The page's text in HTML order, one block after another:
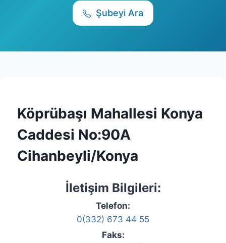
Şubeyi Ara
Köprübaşı Mahallesi Konya
Caddesi No:90A
Cihanbeyli/Konya
İletişim Bilgileri:
Telefon:
0(332) 673 44 55
Faks: